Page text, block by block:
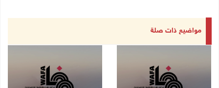
مواضيع ذات صلة